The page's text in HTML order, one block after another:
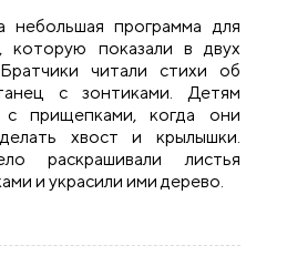
небольшая программа для
которую показали в двух
читали стихи об
с зонтиками. Детям
с прищепками, когда они
хвост и крылышки.
раскрашивали листья
и украсили ими дерево.
Волковыска посетили ясли-сад